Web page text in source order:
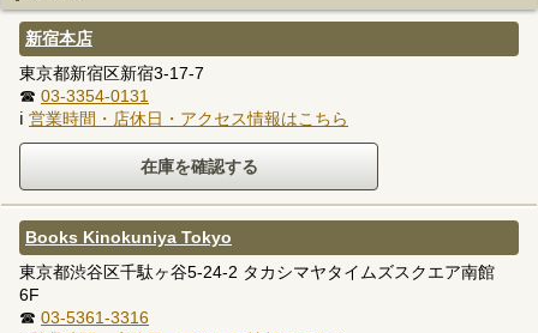
新宿本店
東京都新宿区新宿3-17-7
☎ 03-3354-0131
ℹ 営業時間・店休日・アクセス情報はこちら
Books Kinokuniya Tokyo
東京都渋谷区千駄ヶ谷5-24-2 タカシマヤタイムズスクエア南館
6F
☎ 03-5361-3316